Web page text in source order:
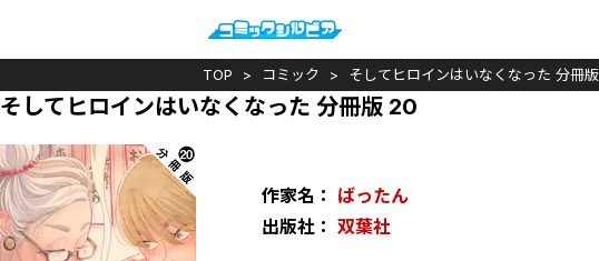
TOP コミック そしてヒロインはいなくなった 分冊版
そしてヒロインはいなくなった 分冊版 20
作家名： ばったん
出版社： 双葉社